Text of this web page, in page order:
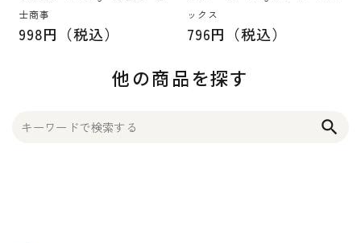
士商事
998円（税込）
ックス
796円（税込）
他の商品を探す
search